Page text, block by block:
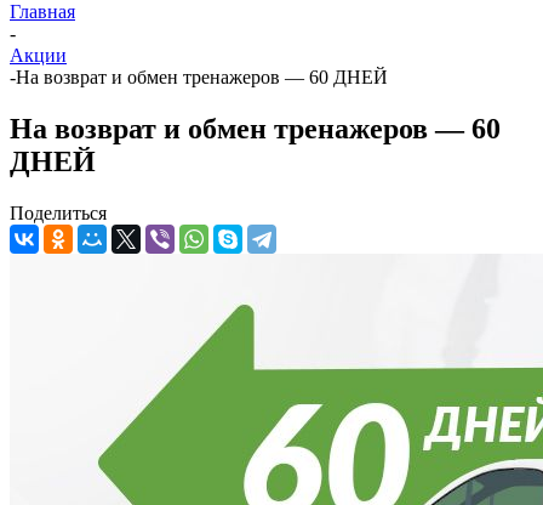
Главная
-
Акции
-На возврат и обмен тренажеров — 60 ДНЕЙ
На возврат и обмен тренажеров — 60
ДНЕЙ
Поделиться